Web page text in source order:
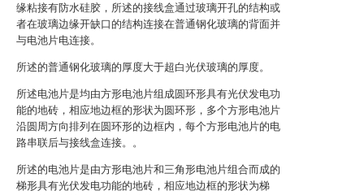
缘粘接有防水硅胶，所述的接线盒通过玻璃开孔的结构或
者在玻璃边缘开缺口的结构连接在普通钢化玻璃的背面并
与电池片电连接。
所述的普通钢化玻璃的厚度大于超白光伏玻璃的厚度。
所述电池片是均由方形电池片组成圆环形具有光伏发电功
能的地砖，相应地边框的形状为圆环形，多个方形电池片
沿圆周方向排列在圆环形的边框内，每个方形电池片的电
路串联后与接线盒连接。。
所述的电池片是由方形电池片和三角形电池片组合而成的
梯形具有光伏发电功能的地砖，相应地边框的形状为梯